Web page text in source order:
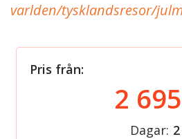
varlden/tysklandsresor/
Pris från:
2
Dagar: 2